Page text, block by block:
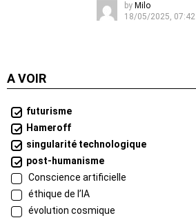
by Milo
18/05/2025, 07:42
A VOIR
futurisme
Hameroff
singularité technologique
post-humanisme
Conscience artificielle
éthique de l’IA
évolution cosmique